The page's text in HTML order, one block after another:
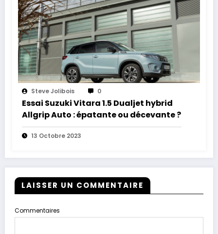
Steve Jolibois 0
Essai Suzuki Vitara 1.5 Dualjet hybrid
Allgrip Auto : épatante ou décevante ?
13 Octobre 2023
LAISSER UN COMMENTAIRE
Commentaires